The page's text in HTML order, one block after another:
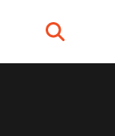
Search